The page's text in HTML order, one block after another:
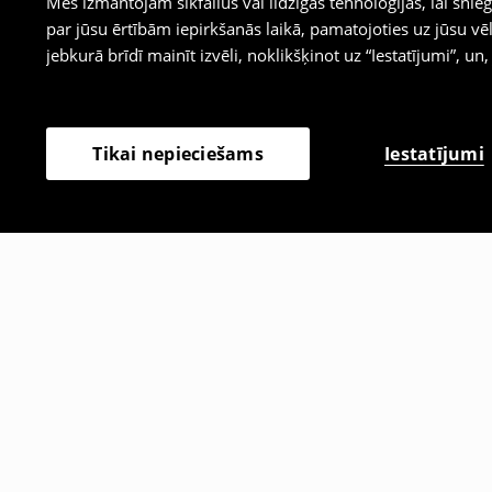
par jūsu ērtībām iepirkšanās laikā, pamatojoties uz jūsu
jebkurā brīdī mainīt izvēli, noklikšķinot uz “Iestatījumi”,
Tikai nepieciešams Iestatījumi